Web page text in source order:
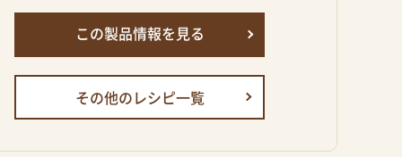
この製品情報を見る
その他のレシピ一覧